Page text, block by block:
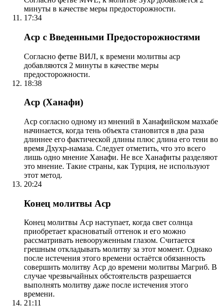
минуты в качестве меры предосторожности.
17:34
Аср с Введенными Предосторожностями
Согласно фетве ВИЛ, к времени молитвы аср
добавляются 2 минуты в качестве меры
предосторожности.
18:38
Аср (Ханафи)
Аср согласно одному из мнений в Ханафийском мазхабе
начинается, когда тень объекта становится в два раза
длиннее его фактической длины плюс длина его тени во
время Дхухр-намаза. Следует отметить, что это всего
лишь одно мнение Ханафи. Не все Ханафиты разделяют
это мнение. Такие страны, как Турция, не используют
этот метод.
20:24
Конец молитвы Аср
Конец молитвы Аср наступает, когда свет солнца
приобретает красноватый оттенок и его можно
рассматривать невооруженным глазом. Считается
грешным откладывать молитву за этот момент. Однако
после истечения этого времени остаётся обязанность
совершить молитву Аср до времени молитвы Магриб. В
случае чрезвычайных обстоятельств разрешается
выполнять молитву даже после истечения этого
времени.
21:11